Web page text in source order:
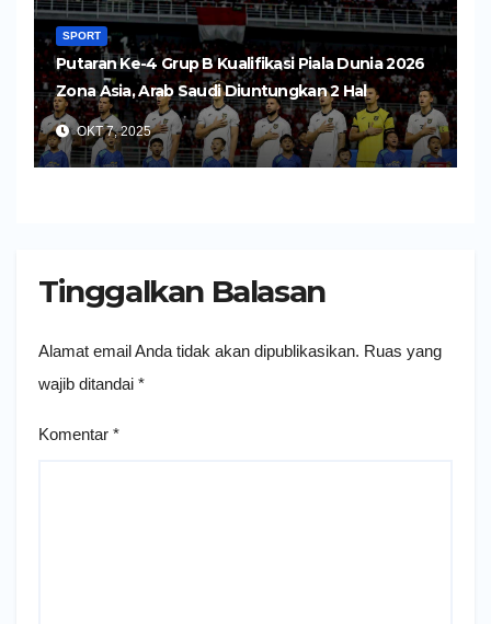
SPORT
Putaran Ke-4 Grup B Kualifikasi Piala Dunia 2026
Zona Asia, Arab Saudi Diuntungkan 2 Hal
OKT 7, 2025
Tinggalkan Balasan
Alamat email Anda tidak akan dipublikasikan. Ruas yang
wajib ditandai *
Komentar *